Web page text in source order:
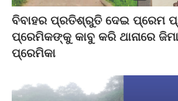
ବିବାହର ପ୍ରତିଶ୍ରୁତି ଦେଇ ପ୍ରେମ
ପ୍ରେମିକଙ୍କୁ କାବୁ କରି ଥାନାରେ
ପ୍ରେମିକା